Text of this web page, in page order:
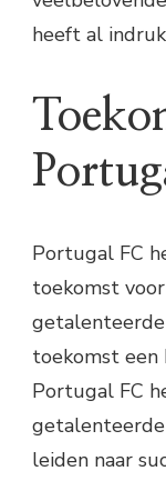
heeft al
Portugal FC
toekomst
toekomst een
Portugal FC
leiden naar